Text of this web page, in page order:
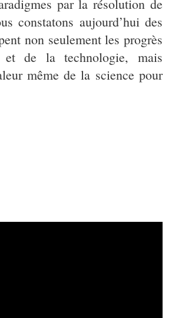
par la résolution de
constatons aujourd’hui des
non seulement les progrès
de la technologie, mais
même de la science pour